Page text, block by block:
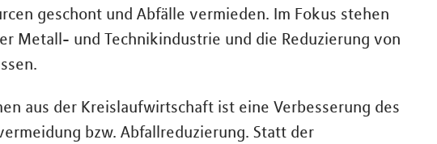
geschont und Abfälle vermieden. Im Fokus stehen
Metall- und Technikindustrie und die Reduzierung von
aus der Kreislaufwirtschaft ist eine Verbesserung des
bzw. Abfallreduzierung. Statt der